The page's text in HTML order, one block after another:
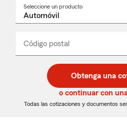
Seleccione un producto
desplegable
Código postal
de
5
dígitos
de
5
dígitos
_____
Obtenga una
o continuar con
Todas las cotizaciones y documentos